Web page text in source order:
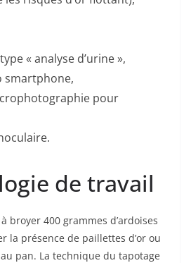
« analyse d’urine »,
smartphone,
pour
de travail
broyer 400 grammes d’ardoises
la présence de paillettes d’or ou
pan. La technique du tapotage